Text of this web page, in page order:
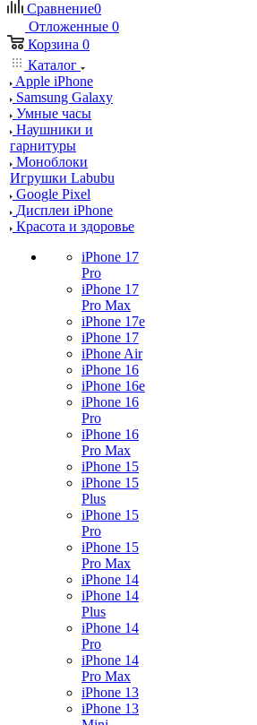
Сравнение0
Отложенные 0
Корзина 0
Каталог
Apple iPhone
Samsung Galaxy
Умные часы
Наушники и
гарнитуры
Моноблоки
Игрушки Labubu
Google Pixel
Дисплеи iPhone
Красота и здоровье
iPhone 17
Pro
iPhone 17
Pro Max
iPhone 17e
iPhone 17
iPhone Air
iPhone 16
iPhone 16e
iPhone 16
Pro
iPhone 16
Pro Max
iPhone 15
iPhone 15
Plus
iPhone 15
Pro
iPhone 15
Pro Max
iPhone 14
iPhone 14
Plus
iPhone 14
Pro
iPhone 14
Pro Max
iPhone 13
iPhone 13